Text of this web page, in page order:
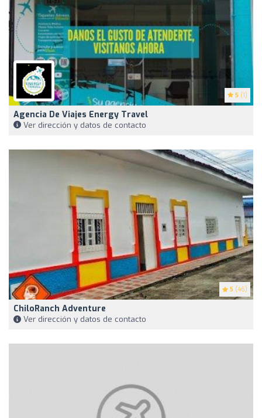
5 (1)
Agencia De Viajes Energy Travel
Ver dirección y datos de contacto
5 (46)
ChiloRanch Adventure
Ver dirección y datos de contacto